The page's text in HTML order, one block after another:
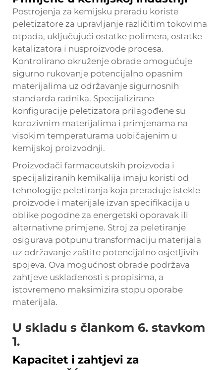
Postrojenja za kemijsku preradu koriste
peletizatore za upravljanje različitim tokovima
otpada, uključujući ostatke polimera, ostatke
katalizatora i nusproizvode procesa.
Kontrolirano okruženje obrade omogućuje
sigurno rukovanje potencijalno opasnim
materijalima uz održavanje sigurnosnih
standarda radnika. Specijalizirane
konfiguracije peletizatora prilagođene su
korozivnim materijalima i primjenama na
visokim temperaturama uobičajenim u
kemijskoj proizvodnji.
Proizvođači farmaceutskih proizvoda i
specijaliziranih kemikalija imaju koristi od
tehnologije peletiranja koja prerađuje istekle
proizvode i materijale izvan specifikacija u
oblike pogodne za energetski oporavak ili
alternativne primjene. Stroj za peletiranje
osigurava potpunu transformaciju materijala
uz održavanje zaštite potencijalno osjetljivih
spojeva. Ova mogućnost obrade podržava
zahtjeve usklađenosti s propisima, a
istovremeno maksimizira stopu oporabe
materijala.
U skladu s člankom 6. stavkom
1.
Kapacitet i zahtjevi za